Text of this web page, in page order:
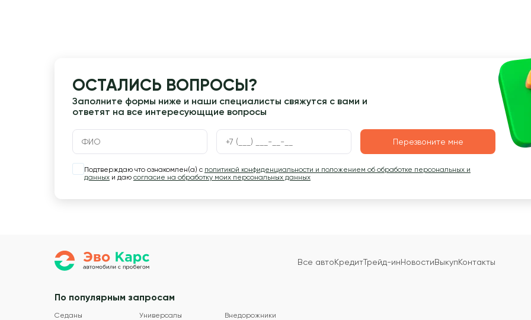
ОСТАЛИСЬ ВОПРОСЫ?
Заполните формы ниже и наши специалисты свяжутся с вами и
ответят на все интересующщие вопросы
Перезвоните мне
Подтверждаю что ознакомлен(а) с политикой конфиденциальности и положением об обработке персональных и
данных и даю согласие на обработку моих персональных данных
Все автоКредитТрейд-инНовостиВыкупКонтакты
По популярным запросам
Седаны Универсалы Внедорожники